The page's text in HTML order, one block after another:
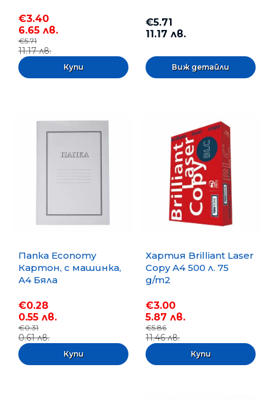
€3.40
6.65 лв.
€5.71
11.17 лв.
€5.71
11.17 лв.
Виж детайли
Папка Economy
Картон, с машинка,
А4 Бяла
€0.28
0.55 лв.
€0.31
0.61 лв.
Хартия Brilliant Laser
Copy A4 500 л. 75
g/m2
€3.00
5.87 лв.
€5.86
11.46 лв.